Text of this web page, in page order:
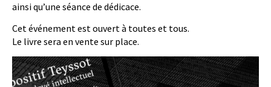
ainsi qu’une séance de dédicace.
Cet événement est ouvert à toutes et tous.
Le livre sera en vente sur place.